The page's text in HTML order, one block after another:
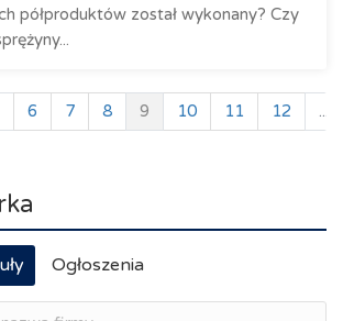
półproduktów został wykonany? Czy
6 7 8 9 10 11 12 ...
Ogłoszenia